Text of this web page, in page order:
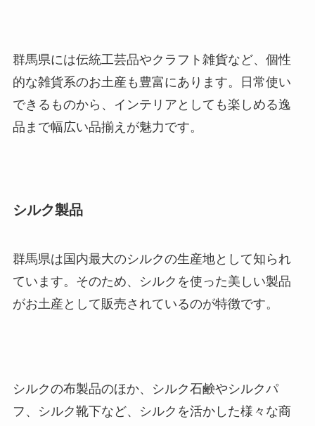
群馬県には伝統工芸品やクラフト雑貨など、個性
的な雑貨系のお土産も豊富にあります。日常使い
できるものから、インテリアとしても楽しめる逸
品まで幅広い品揃えが魅力です。
シルク製品
群馬県は国内最大のシルクの生産地として知られ
ています。そのため、シルクを使った美しい製品
がお土産として販売されているのが特徴です。
シルクの布製品のほか、シルク石鹸やシルクパ
フ、シルク靴下など、シルクを活かした様々な商